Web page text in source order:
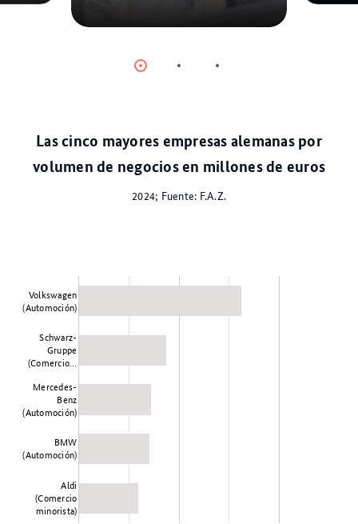
Las cinco mayores empresas alemanas por
volumen de negocios en millones de euros
2024; Fuente: F.A.Z.
Volkswagen
(Automoción)
Schwarz-
Gruppe
(Comercio…
Mercedes-
Benz
(Automoción)
BMW
(Automoción)
Aldi
(Comercio
minorista)